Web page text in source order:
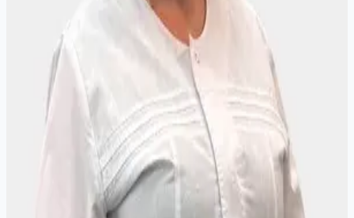
2008 - ГОУ ВПО ИГМУ Федерального агентства
по здравоохранению и социальному развитию,
по специальности "Лечебное дело"
2009 - ГОУ ВПО ИГМУ Федерального агентства
по здравоохранению и социальному развитию,
интернатура по специальности "Терапия"
2011 - "Гастроэнтерология", ГБОУ ВПО ИГМУ
Министерства здравоохранения и социального
развития Российской Федерации,
профессиональная переподготовка
2015 - "Гастроэнтерология", ГБОУ ВПО
ИГМАПО МЗ РФ, повышение квалификации
2025 - "Гастроэнтерология", ФГБОУ ДПО
РМАНПО МЗ РФ, повышение квалификации